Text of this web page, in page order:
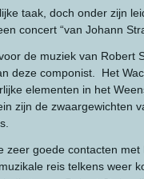
taak, doch onder zijn
concert “van Johann
de muziek van Robert
deze componist. Het
elementen in het
zijn de zwaargewichten
zeer goede contacten
reis telkens weer